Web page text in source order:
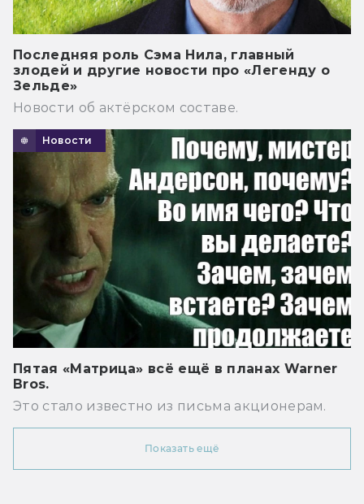
Последняя роль Сэма Нила, главный
злодей и другие новости про «Легенду о
Зельде»
Новости об актёрском составе.
Новости
Пятая «Матрица» всё ещё в планах Warner
Bros.
Это стало известно из письма акционерам.
Показать ещё